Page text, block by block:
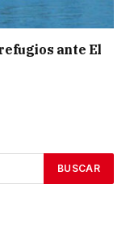
ante El